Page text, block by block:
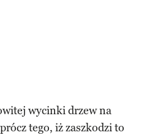
wycinki drzew na
tego, iż zaszkodzi to